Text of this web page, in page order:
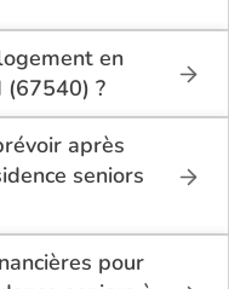
d’un balcon
des espaces
bibliothèque, salle
Ostwald (67540)
au
avec des
son autonomie tout
la carte,
intéressante
en
(67540) ?
Ostwald (67540)
autonomes qui
confortable
d’un logement
cherchant à
après
seniors
s’acquitter de
services collectifs :
pour